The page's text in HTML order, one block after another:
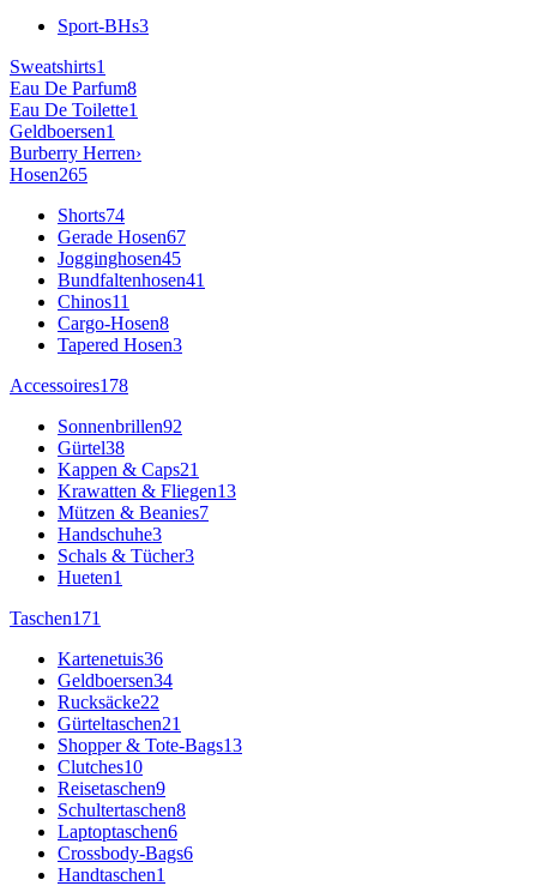
Sport-BHs3
Sweatshirts1
Eau De Parfum8
Eau De Toilette1
Geldboersen1
Burberry Herren›
Hosen265
Shorts74
Gerade Hosen67
Jogginghosen45
Bundfaltenhosen41
Chinos11
Cargo-Hosen8
Tapered Hosen3
Accessoires178
Sonnenbrillen92
Gürtel38
Kappen & Caps21
Krawatten & Fliegen13
Mützen & Beanies7
Handschuhe3
Schals & Tücher3
Hueten1
Taschen171
Kartenetuis36
Geldboersen34
Rucksäcke22
Gürteltaschen21
Shopper & Tote-Bags13
Clutches10
Reisetaschen9
Schultertaschen8
Laptoptaschen6
Crossbody-Bags6
Handtaschen1